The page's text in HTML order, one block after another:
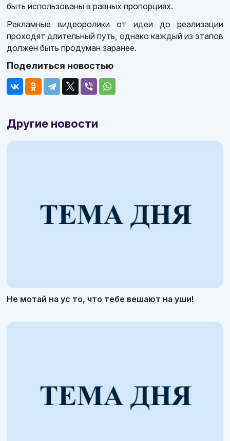
быть использованы в равных пропорциях.
Рекламные видеоролики от идеи до реализации
проходят длительный путь, однако каждый из этапов
должен быть продуман заранее.
Поделиться новостью
Другие новости
Не мотай на ус то, что тебе вешают на уши!